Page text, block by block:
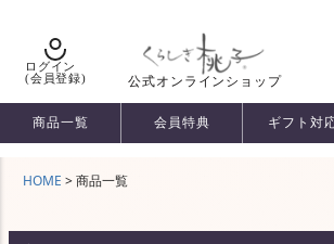
ログイン
(会員登録)
公式オンラインショップ
商品一覧 会員特典 ギフト対
HOME 商品一覧
予約商品
予約商品のみを表示
並び順
新着順
価格が安い順
優先度順